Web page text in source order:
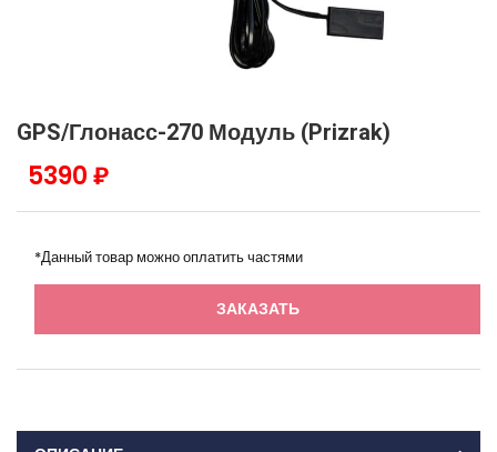
GPS/Глонасс-270 Модуль (Prizrak)
5390 ₽
*Данный товар можно оплатить частями
ЗАКАЗАТЬ